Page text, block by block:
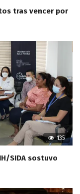
tras vencer por
135
SIDA sostuvo